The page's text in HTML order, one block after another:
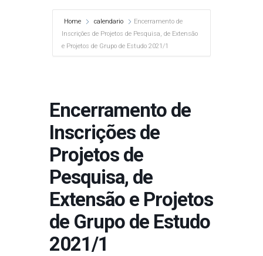
Home calendario
Encerramento de
Inscrições de Projetos de Pesquisa, de Extensão
e Projetos de Grupo de Estudo 2021/1
Encerramento de
Inscrições de
Projetos de
Pesquisa, de
Extensão e Projetos
de Grupo de Estudo
2021/1